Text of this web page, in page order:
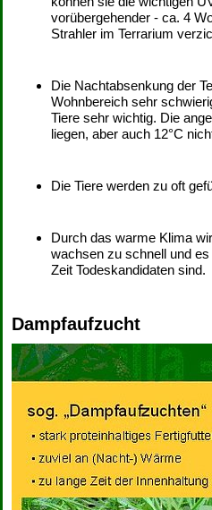
vorübergehender - ca. 4
Strahler im Terrarium
Die Nachtabsenkung der
Wohnbereich sehr
Tiere sehr wichtig. Die
liegen, aber auch 12°C
Die Tiere werden zu oft
Durch das warme Klima
wachsen zu schnell und
Zeit Todeskandidaten sind.
Dampfaufzucht